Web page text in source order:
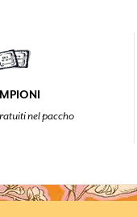
nel paccho